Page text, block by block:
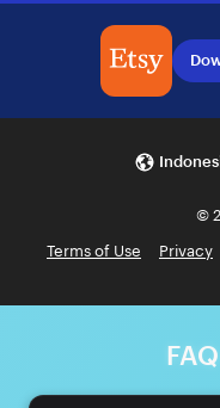
©
Terms of Use
Privacy